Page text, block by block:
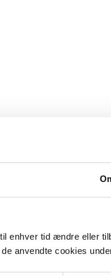
enhver tid ændre eller
anvendte cookies